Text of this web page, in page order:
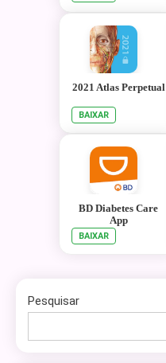
2021 Atlas Perpetual
BAIXAR
BD Diabetes Care
App
BAIXAR
Pesquisar